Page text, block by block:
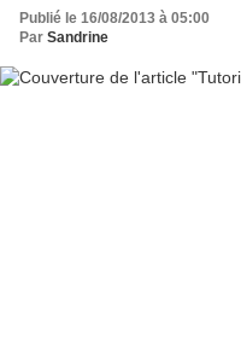
Publié le 16/08/2013 à 05:00
Par Sandrine